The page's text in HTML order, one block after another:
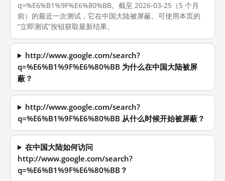
q=%E6%B1%9F%E6%80%BB。截至 2026-03-25（5 个月
前）的最近一次测试，它在中国大陆被屏蔽。可使用本页的
“立即测试”按钮获取最新结果。
http://www.google.com/search?
q=%E6%B1%9F%E6%80%BB 为什么在中国大陆被屏
蔽？
http://www.google.com/search?
q=%E6%B1%9F%E6%80%BB 从什么时候开始被屏蔽？
在中国大陆如何访问
http://www.google.com/search?
q=%E6%B1%9F%E6%80%BB？